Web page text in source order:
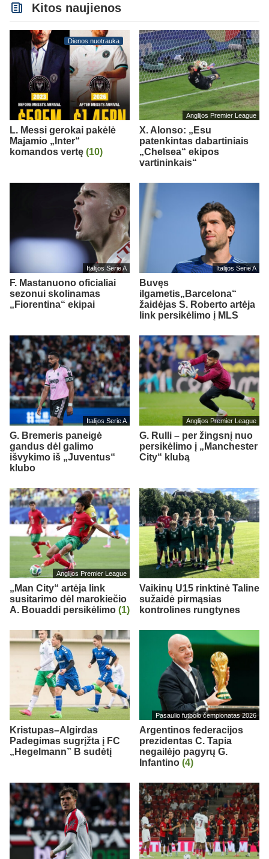
Kitos naujienos
Dienos nuotrauka
L. Messi gerokai pakėlė
Majamio „Inter“
komandos vertę (10)
Anglijos Premier League
X. Alonso: „Esu
patenkintas dabartiniais
„Chelsea“ ekipos
vartininkais“
Italijos Serie A
F. Mastanuono oficialiai
sezonui skolinamas
„Fiorentina“ ekipai
Italijos Serie A
Buvęs
ilgametis„Barcelona“
žaidėjas S. Roberto artėja
link persikėlimo į MLS
Italijos Serie A
G. Bremeris paneigė
gandus dėl galimo
išvykimo iš „Juventus“
klubo
Anglijos Premier League
G. Rulli – per žingsnį nuo
persikėlimo į „Manchester
City“ klubą
Anglijos Premier League
„Man City“ artėja link
susitarimo dėl marokiečio
A. Bouaddi persikėlimo (1)
Vaikinų U15 rinktinė Taline
sužaidė pirmąsias
kontrolines rungtynes
Kristupas–Algirdas
Padegimas sugrįžta į FC
„Hegelmann” B sudėtį
Pasaulio futbolo čempionatas 2026
Argentinos federacijos
prezidentas C. Tapia
negailėjo pagyrų G.
Infantino (4)